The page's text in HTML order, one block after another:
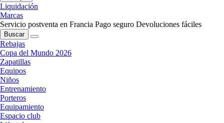
Liquidación
Marcas
Servicio postventa en Francia Pago seguro Devoluciones fáciles
Buscar
Rebajas
Copa del Mundo 2026
Zapatillas
Equipos
Niños
Entrenamiento
Porteros
Equipamiento
Espacio club